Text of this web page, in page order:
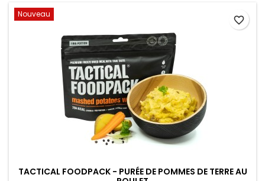
Nouveau
TACTICAL FOODPACK - PURÉE DE POMMES DE TERRE AU
favorite_border